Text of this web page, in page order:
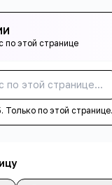
по этой странице
. Только по этой странице.